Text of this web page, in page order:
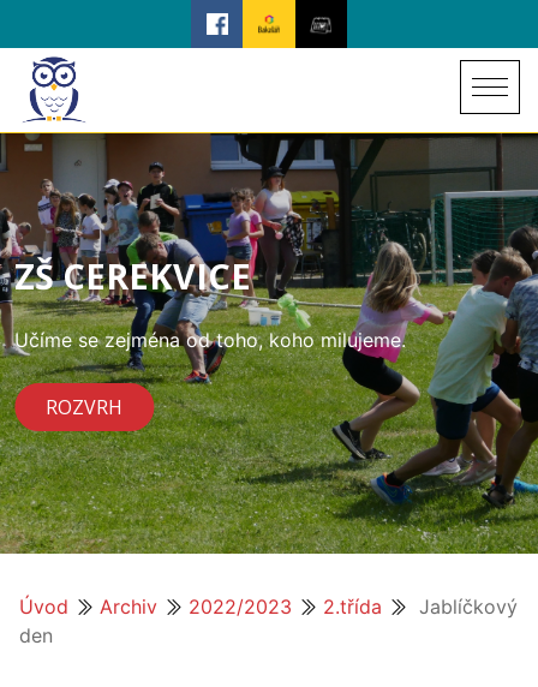
ZŠ CEREKVICE
Učíme se zejména od toho, koho milujeme.
ROZVRH
Úvod Archiv 2022/2023 2.třída
Jablíčkový
den